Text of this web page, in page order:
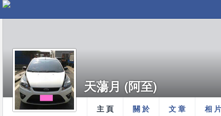
主 頁 關 於 文 章 相 片
天蕩月 (阿至)